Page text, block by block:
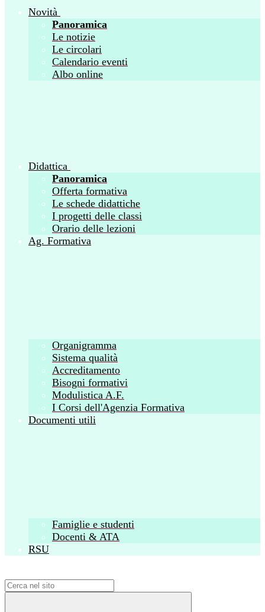
Novità
Panoramica
Le notizie
Le circolari
Calendario eventi
Albo online
Didattica
Panoramica
Offerta formativa
Le schede didattiche
I progetti delle classi
Orario delle lezioni
Ag. Formativa
Organigramma
Sistema qualità
Accreditamento
Bisogni formativi
Modulistica A.F.
I Corsi dell'Agenzia Formativa
Documenti utili
Famiglie e studenti
Docenti & ATA
RSU